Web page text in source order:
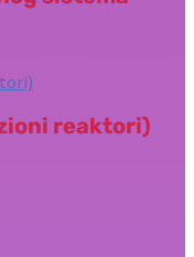
reaktori)